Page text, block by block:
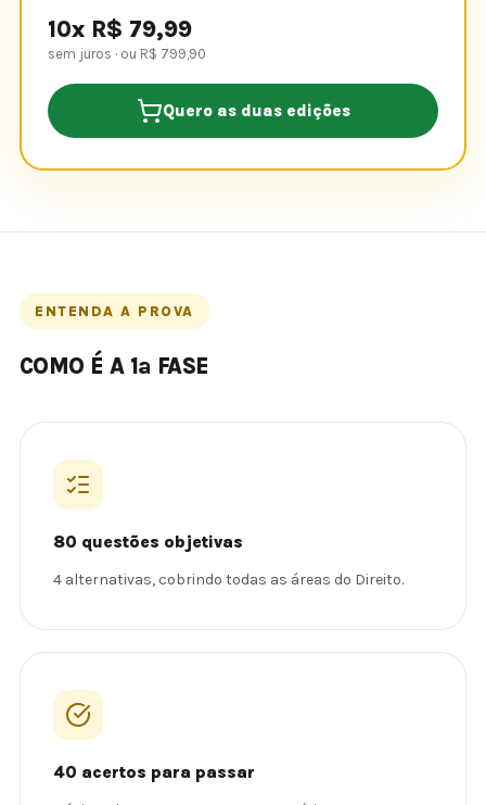
10x R$ 79,99
sem juros · ou R$ 799,90
Quero as duas edições
ENTENDA A PROVA
COMO É A 1ª FASE
80 questões objetivas
4 alternativas, cobrindo todas as áreas do Direito.
40 acertos para passar